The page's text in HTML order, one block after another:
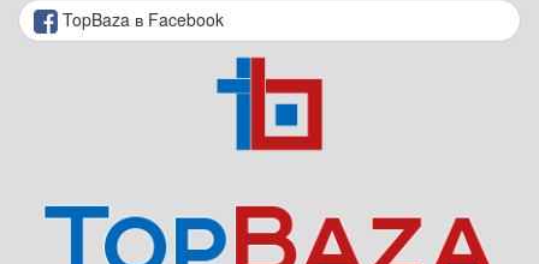
TopBaza в Facebook